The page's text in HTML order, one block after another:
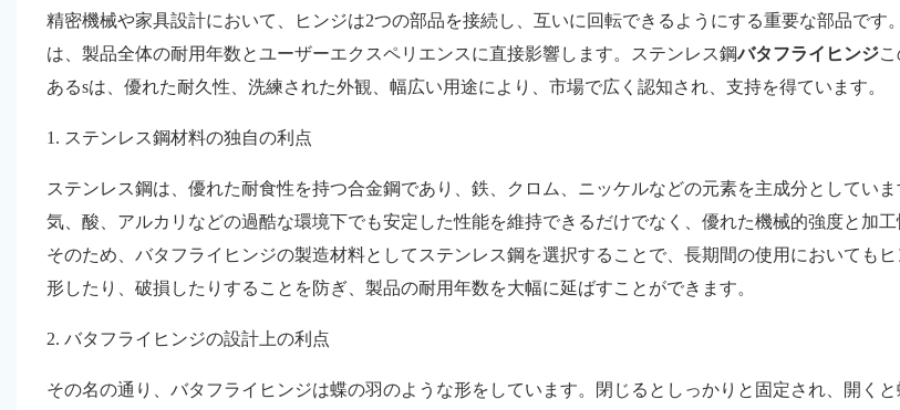
精密機械や家具設計において、ヒンジは2つの部品を接続し、互いに回転できるようにする重要な部品です
は、製品全体の耐用年数とユーザーエクスペリエンスに直接影響します。ステンレス鋼バタフライヒンジ
あるsは、優れた耐久性、洗練された外観、幅広い用途により、市場で広く認知され、支持を得ています。
1. ステンレス鋼材料の独自の利点
ステンレス鋼は、優れた耐食性を持つ合金鋼であり、鉄、クロム、ニッケルなどの元素を主成分としてい
気、酸、アルカリなどの過酷な環境下でも安定した性能を維持できるだけでなく、優れた機械的強度と加工
そのため、バタフライヒンジの製造材料としてステンレス鋼を選択することで、長期間の使用においても
形したり、破損したりすることを防ぎ、製品の耐用年数を大幅に延ばすことができます。
2. バタフライヒンジの設計上の利点
その名の通り、バタフライヒンジは蝶の羽のような形をしています。閉じるとしっかりと固定され、開く